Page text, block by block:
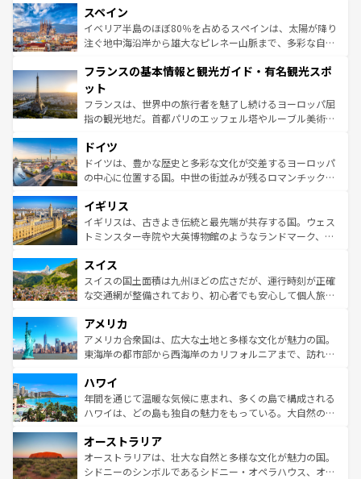
ろん、トスカーナの美しい田園風景やアマルフィ海岸の絶
景など、自然景観も見逃せない。観光の合間には、本場の
ピザやパスタなど、絶品のイタリア料理を堪能することも
ませてくれるイタリアで、忘れられない旅をしてみよう！
なお、新着のイタリア情報は
しい。
スペイン
イベリア半島のほぼ80％を占めるスペインは、太陽が降り
注ぐ地中海沿岸から雄大なピレネー山脈まで、多彩な自然
文化が根付くこの国では、情熱的なフラメンコ、熱気あふ
れる闘牛、そして美味しいタパスが生活の一部となってい
る。首都マドリードの洗練された雰囲気や、バルセロナの
アートに溢れた街角から、地方では古代ローマ遺跡や中世
せる。地方によって風土や気候が異なるスペインはその個
性で訪れる人を魅了する。 なお、新着のスペイン情報は コ
ンテンツ一覧を参照してほしい。
フランスの基本情報と観光ガイド・有名観光スポ
ット
フランスは、世界中の旅行者を魅了し続けるヨーロッパ屈
指の観光地だ。首都パリのエッフェル塔やルーブル美術館
で、幅広い魅力が詰まっている。華麗な宮殿、歴史的な大
聖堂、美しいビーチ、そして豊かな自然が、訪れる者を心
から魅了する。また、フランスは美食の国としても知ら
いる。シャンパンの発祥地であるランス、プロヴァンスの
香り高いラベンダー畑など、多彩な楽しみ方が可能だ。さ
らに、パリ以外の地域にも魅力が溢れており、どの街角に
れる地方に足を運ぶとそれぞれで全く異なる文化を体験で
きるだろう。 なお、新着のフランス情報はコンテンツ一覧
を参照してほしい。
ドイツ
ドイツは、豊かな歴史と多彩な文化が交差するヨーロッパ
の中心に位置する国。中世の街並みが残るロマンチック街
顔を持つこの国は、どこを歩いても飽きることがない。ベ
ルリンの文化的活気、バイエルン州のアルプスの絶景、そ
してライン川沿いのワイン畑といった風景は必見。ビール
は、お酒好きな人にはぜひ体験してほしい。 なお、新着の
ドイツ情報はコンテンツ一覧を参照してほしい。
イギリス
イギリスは、古きよき伝統と最先端が共存する国。ウェス
トミンスター寺院や大英博物館のようなランドマーク、歴
リアごとに異なる魅力がある。また、優雅なアフタヌーン
ティー、ビール好きにはたまらない英国パブ、サッカー観
戦など、本場だからこそできる体験も豊富。イギリスを旅
ンツ一覧を参照してほしい。
スイス
スイスの国土面積は九州ほどの広さだが、運行時刻が正確
な交通網が整備されており、初心者でも安心して個人旅行
の建物がそのまま残る町や、スイスならではのユニークな
博物館もあり、アルプス観光だけでなく町歩きも満喫する
ことができる。国民の所得が高いため物価も高いが、旅行
ば市内交通費無料で観光を楽しむこともできる。 なお、新
着のスイス情報はコンテンツ一覧 を参照してほしい。
アメリカ
アメリカ合衆国は、広大な土地と多様な文化が魅力の国。
東海岸の都市部から西海岸のカリフォルニアまで、訪れる
のような巨大都市は、観光、ショッピング、エンターテイ
ンメントが詰まった刺激的なスポットだ。一方、アメリカ
西部には大自然が広がり、グランドキャニオンやイエロー
部のニューオーリンズでは、音楽と美食が融合した独特の
文化が魅力。旅行者はアメリカの各地域で異なる魅力を楽
しみながら、その多様性と豊かな歴史を感じることができ
ハワイ
年間を通じて温暖な気候に恵まれ、多くの島で構成される
ハワイは、どの島も独自の魅力をもっている。大自然の神
ワイ島は見逃せない。また、定番の観光地といえばオアフ
島だが、静かな自然を求めるならマウイ島やカウアイ島が
おすすめ。エメラルドグリーンに輝く海をはじめ、豊かな
オーストラリア
オーストラリアは、壮大な自然と多様な文化が魅力の国。
シドニーのシンボルであるシドニー・オペラハウス、オー